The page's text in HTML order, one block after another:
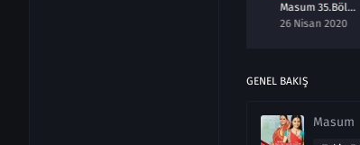
Masum 35.Bölüm izle 26 Nisan 2020
26 Nisan 2020
GENEL BAKIŞ
Masum